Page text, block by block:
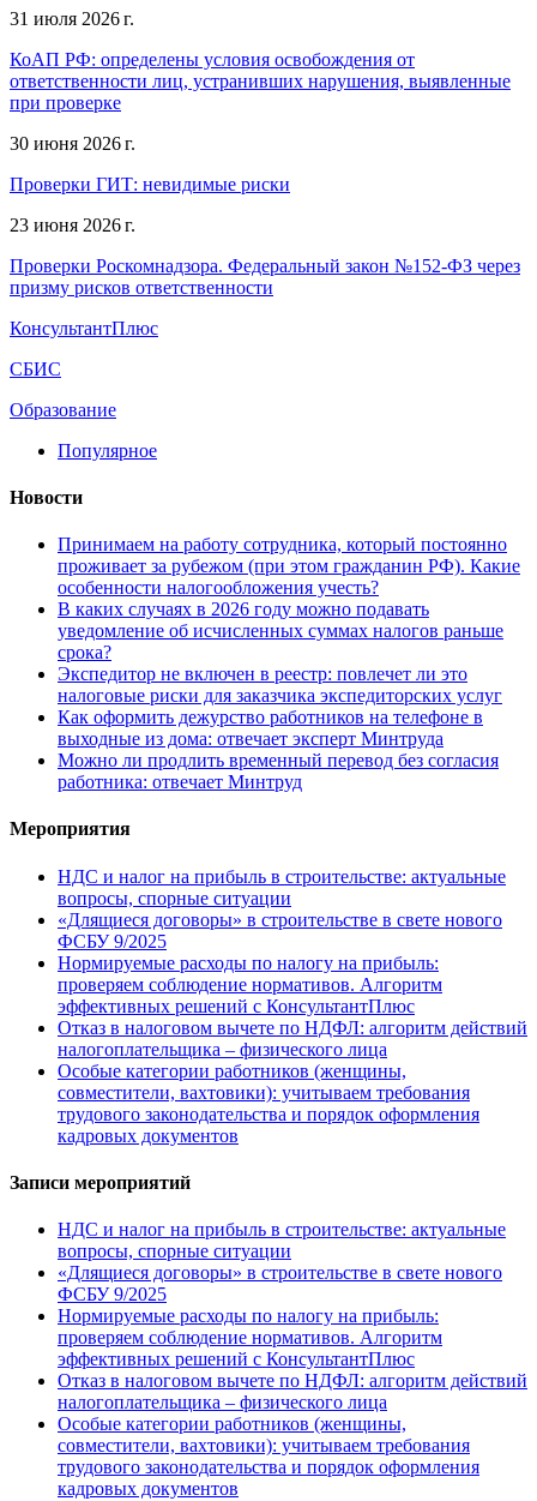
31 июля 2026 г.
КоАП РФ: определены условия освобождения от
ответственности лиц, устранивших нарушения, выявленные
при проверке
30 июня 2026 г.
Проверки ГИТ: невидимые риски
23 июня 2026 г.
Проверки Роскомнадзора. Федеральный закон №152-ФЗ через
призму рисков ответственности
КонсультантПлюс
СБИС
Образование
Популярное
Новости
Принимаем на работу сотрудника, который постоянно
проживает за рубежом (при этом гражданин РФ). Какие
особенности налогообложения учесть?
В каких случаях в 2026 году можно подавать
уведомление об исчисленных суммах налогов раньше
срока?
Экспедитор не включен в реестр: повлечет ли это
налоговые риски для заказчика экспедиторских услуг
Как оформить дежурство работников на телефоне в
выходные из дома: отвечает эксперт Минтруда
Можно ли продлить временный перевод без согласия
работника: отвечает Минтруд
Мероприятия
НДС и налог на прибыль в строительстве: актуальные
вопросы, спорные ситуации
«Длящиеся договоры» в строительстве в свете нового
ФСБУ 9/2025
Нормируемые расходы по налогу на прибыль:
проверяем соблюдение нормативов. Алгоритм
эффективных решений с КонсультантПлюс
Отказ в налоговом вычете по НДФЛ: алгоритм действий
налогоплательщика – физического лица
Особые категории работников (женщины,
совместители, вахтовики): учитываем требования
трудового законодательства и порядок оформления
кадровых документов
Записи мероприятий
НДС и налог на прибыль в строительстве: актуальные
вопросы, спорные ситуации
«Длящиеся договоры» в строительстве в свете нового
ФСБУ 9/2025
Нормируемые расходы по налогу на прибыль:
проверяем соблюдение нормативов. Алгоритм
эффективных решений с КонсультантПлюс
Отказ в налоговом вычете по НДФЛ: алгоритм действий
налогоплательщика – физического лица
Особые категории работников (женщины,
совместители, вахтовики): учитываем требования
трудового законодательства и порядок оформления
кадровых документов